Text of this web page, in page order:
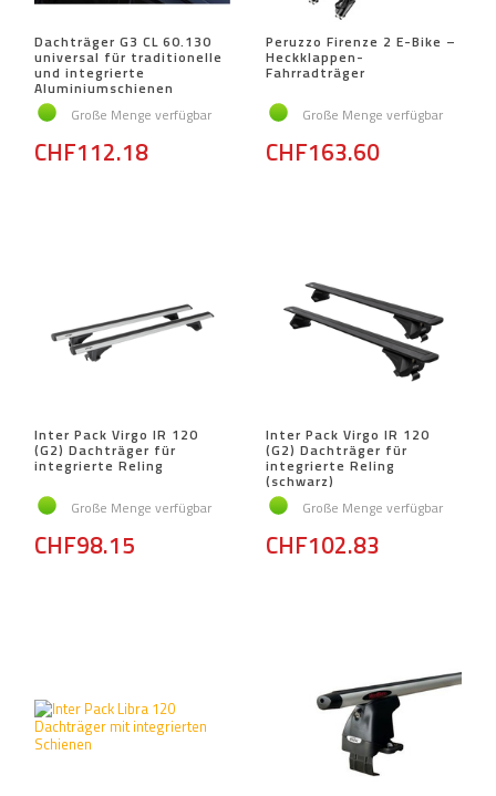
Dachträger G3 CL 60.130
universal für traditionelle
und integrierte
Aluminiumschienen
Große Menge verfügbar
CHF112.18
Peruzzo Firenze 2 E-Bike –
Heckklappen-
Fahrradträger
Große Menge verfügbar
CHF163.60
Inter Pack Virgo IR 120
(G2) Dachträger für
integrierte Reling
Große Menge verfügbar
CHF98.15
Inter Pack Virgo IR 120
(G2) Dachträger für
integrierte Reling
(schwarz)
Große Menge verfügbar
CHF102.83